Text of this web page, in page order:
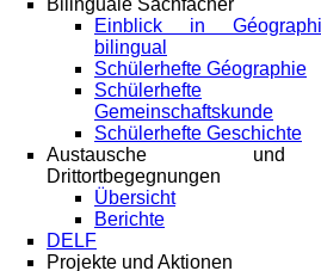
Bilinguale Sachfächer
Einblick in
bilingual
Schülerhefte Géographie
Schülerhefte
Gemeinschaftskunde
Schülerhefte Geschichte
Austausche und
Drittortbegegnungen
Übersicht
Berichte
DELF
Projekte und Aktionen